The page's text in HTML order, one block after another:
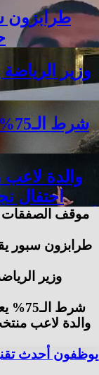
طرابزون
وزير
والدة
احتفال
موقف الصفقات
طرابزون سبور
وزير
شرط الـ75% يعرقل احتراف مصطفى شوبير في إنجلترا
والدة لاعب